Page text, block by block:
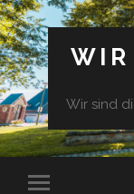
WIR
Wir sind